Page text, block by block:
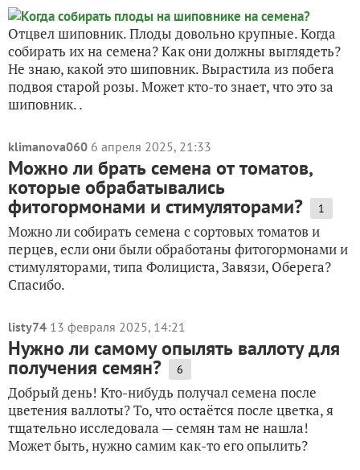
Отцвел шиповник. Плоды довольно крупные. Когда
собирать их на семена? Как они должны выглядеть?
Не знаю, какой это шиповник. Вырастила из побега
подвоя старой розы. Может кто-то знает, что это за
шиповник. .
klimanova060 6 апреля 2025, 21:33
Можно ли брать семена от томатов,
которые обрабатывались
фитогормонами и стимуляторами? 1
Можно ли собирать семена с сортовых томатов и
перцев, если они были обработаны фитогормонами и
стимуляторами, типа Фолициста, Завязи, Оберега?
Спасибо.
listy74 13 февраля 2025, 14:21
Нужно ли самому опылять валлоту для
получения семян? 6
Добрый день! Кто-нибудь получал семена после
цветения валлоты? То, что остаётся после цветка, я
тщательно исследовала — семян там не нашла!
Может быть, нужно самим как-то его опылить?